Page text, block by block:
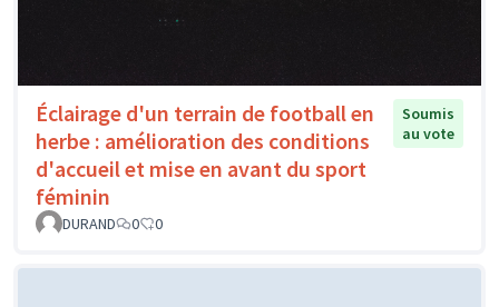
Éclairage d'un terrain de football en
herbe : amélioration des conditions
d'accueil et mise en avant du sport
féminin
Soumis
au vote
DURAND 0 0